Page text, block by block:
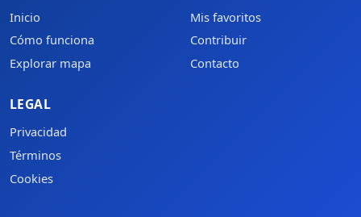
Inicio
Cómo funciona
Explorar mapa
Mis favoritos
Contribuir
Contacto
LEGAL
Privacidad
Términos
Cookies